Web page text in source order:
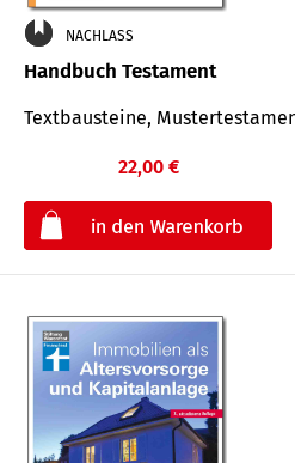
NACHLASS
Handbuch Testament
Textbausteine,
22,00 €